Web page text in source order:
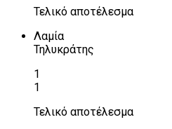
Τελικό αποτέλεσμα
Λαμία
Τηλυκράτης
1
1
Τελικό αποτέλεσμα